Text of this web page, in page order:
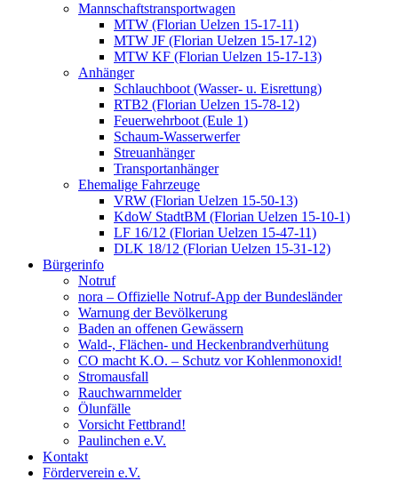
Mannschaftstransportwagen
MTW (Florian Uelzen 15-17-11)
MTW JF (Florian Uelzen 15-17-12)
MTW KF (Florian Uelzen 15-17-13)
Anhänger
Schlauchboot (Wasser- u. Eisrettung)
RTB2 (Florian Uelzen 15-78-12)
Feuerwehrboot (Eule 1)
Schaum-Wasserwerfer
Streuanhänger
Transportanhänger
Ehemalige Fahrzeuge
VRW (Florian Uelzen 15-50-13)
KdoW StadtBM (Florian Uelzen 15-10-1)
LF 16/12 (Florian Uelzen 15-47-11)
DLK 18/12 (Florian Uelzen 15-31-12)
Bürgerinfo
Notruf
nora – Offizielle Notruf-App der Bundesländer
Warnung der Bevölkerung
Baden an offenen Gewässern
Wald-, Flächen- und Heckenbrandverhütung
CO macht K.O. – Schutz vor Kohlenmonoxid!
Stromausfall
Rauchwarnmelder
Ölunfälle
Vorsicht Fettbrand!
Paulinchen e.V.
Kontakt
Förderverein e.V.